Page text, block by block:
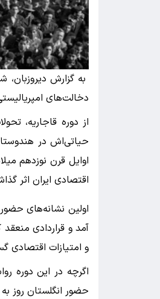
به گزارش
دخالت‌های
از دوره قاجاریه،
حیاتی‌اش در
اوایل قرن نوزدهم
اقتصادی ایران اثر
اولین نشانه‌های
آمد و قراردادی
و امتیازات اقتصادی
اگرچه در این دوره
حضور انگلستان روز